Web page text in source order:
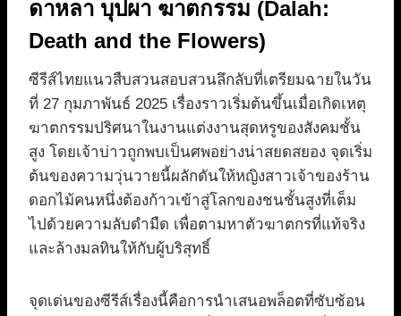
ดาหลา บุปผา ฆาตกรรม (Dalah:
Death and the Flowers)
ซีรีส์ไทยแนวสืบสวนสอบสวนลึกลับที่เตรียมฉายในวัน
ที่ 27 กุมภาพันธ์ 2025 เรื่องราวเริ่มต้นขึ้นเมื่อเกิดเหตุ
ฆาตกรรมปริศนาในงานแต่งงานสุดหรูของสังคมชั้น
สูง โดยเจ้าบ่าวถูกพบเป็นศพอย่างน่าสยดสยอง จุดเริ่ม
ต้นของความวุ่นวายนี้ผลักดันให้หญิงสาวเจ้าของร้าน
ดอกไม้คนหนึ่งต้องก้าวเข้าสู่โลกของชนชั้นสูงที่เต็ม
ไปด้วยความลับดำมืด เพื่อตามหาตัวฆาตกรที่แท้จริง
และล้างมลทินให้กับผู้บริสุทธิ์
จุดเด่นของซีรีส์เรื่องนี้คือการนำเสนอพล็อตที่ซับซ้อน